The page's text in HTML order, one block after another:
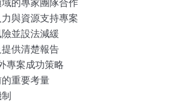
的專家團隊合作
與資源支持專案
並設法減緩
供清楚報告
專案成功策略
重要考量